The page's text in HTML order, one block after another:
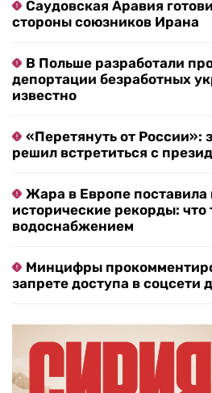
Саудовская Аравия
стороны союзников Ирана
В Польше разработали
депортации безработных
известно
«Перетянуть от России»:
решил встретиться с
Жара в Европе поставила
исторические рекорды: что
водоснабжением
Минцифры
запрете доступа в соцсети